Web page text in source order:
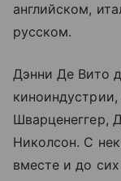
английском,
русском.
Дэнни Де Вито
Шварценеггер,
Николсон. С
вместе и до